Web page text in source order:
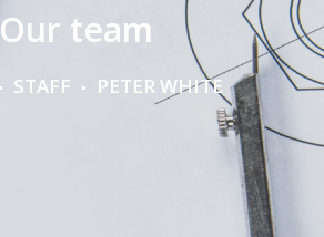
Our team
STAFF PETER WHITE